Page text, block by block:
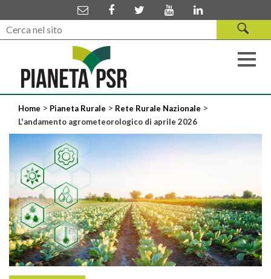
Home > Pianeta Rurale > Rete Rurale Nazionale >
L'andamento agrometeorologico di aprile 2026